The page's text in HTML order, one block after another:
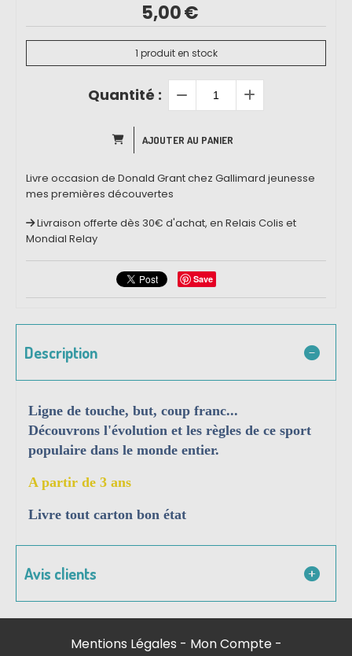
5,00€
1 produit en stock
Quantité :
AJOUTER AU PANIER
Livre occasion de Donald Grant chez Gallimard jeunesse
mes premières découvertes
Livraison offerte dès 30€ d'achat, en Relais Colis et
Mondial Relay
Save
Description
Ligne de touche, but, coup franc...
Découvrons l'évolution et les règles de ce sport
populaire dans le monde entier.
A partir de 3 ans
Livre tout carton bon état
Avis clients
Mentions Légales
Mon Compte